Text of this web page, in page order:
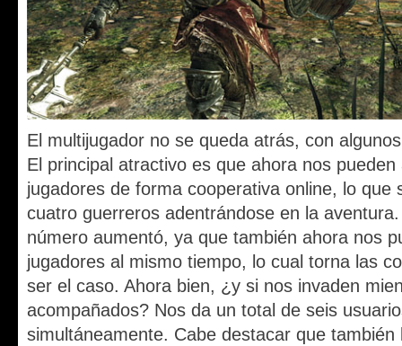
El multijugador no se queda atrás, con
El principal atractivo es que ahora nos
jugadores de forma cooperativa online, lo que
cuatro guerreros adentrándose en la
número aumentó, ya que también ahora nos
jugadores al mismo tiempo, lo cual torna las
ser el caso. Ahora bien, ¿y si nos invaden
acompañados? Nos da un total de seis
simultáneamente. Cabe destacar que también